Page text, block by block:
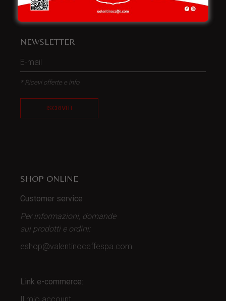
NEWSLETTER
* Ricevi offerte e info
ISCRIVITI
SHOP ONLINE
Customer service
Per informazioni, domande
sui prodotti e ordini:
eshop@valentinocaffespa.com
Link e-commerce: